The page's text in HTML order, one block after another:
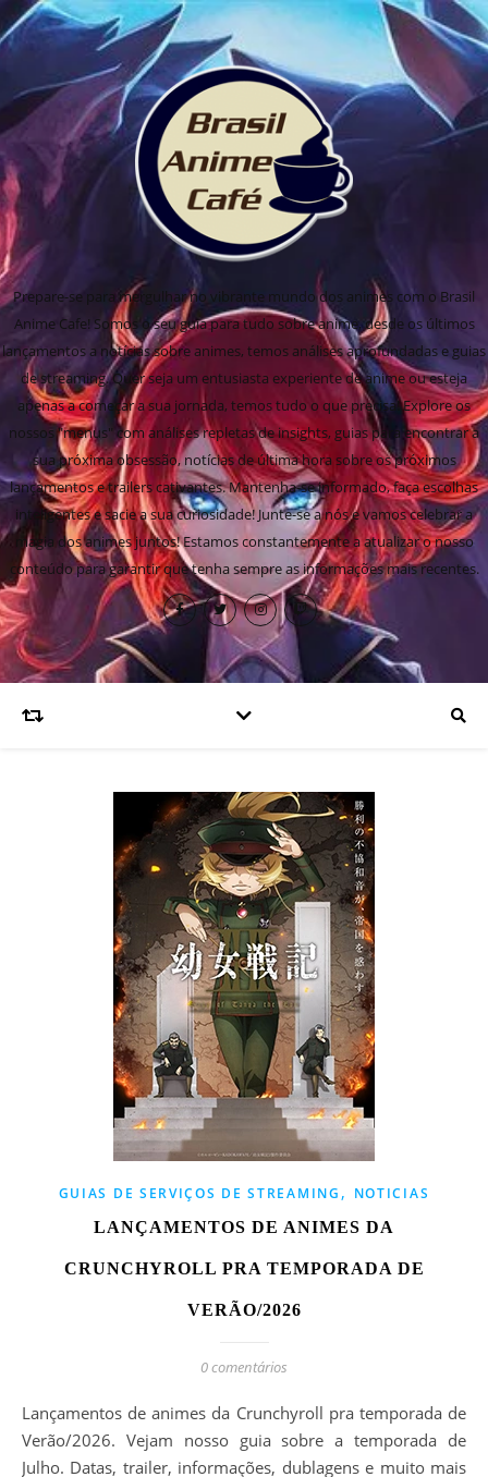
Prepare-se para mergulhar no vibrante mundo dos animes com o Brasil
Anime Cafe! Somos o seu guia para tudo sobre anime, desde os últimos
lançamentos a notícias sobre animes, temos análises aprofundadas e guias
de streaming. Quer seja um entusiasta experiente de anime ou esteja
apenas a começar a sua jornada, temos tudo o que precisa! Explore os
nossos "menus" com análises repletas de insights, guias para encontrar a
sua próxima obsessão, notícias de última hora sobre os próximos
lançamentos e trailers cativantes. Mantenha-se informado, faça escolhas
inteligentes e sacie a sua curiosidade! Junte-se a nós e vamos celebrar a
magia dos animes juntos! Estamos constantemente a atualizar o nosso
conteúdo para garantir que tenha sempre as informações mais recentes.
GUIAS DE SERVIÇOS DE STREAMING , NOTICIAS
LANÇAMENTOS DE ANIMES DA
CRUNCHYROLL PRA TEMPORADA DE
VERÃO/2026
0 comentários
Lançamentos de animes da Crunchyroll pra temporada de
Verão/2026. Vejam nosso guia sobre a temporada de
Julho. Datas, trailer, informações, dublagens e muito mais